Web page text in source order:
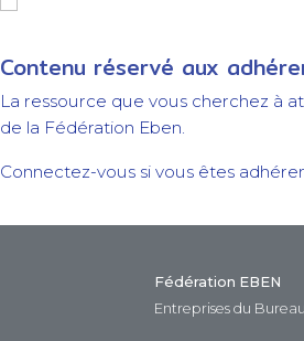
Contenu réservé aux
La ressource que vous cherchez à
de la Fédération Eben.
Connectez-vous si vous êtes
Fédération EBEN
Entreprises du